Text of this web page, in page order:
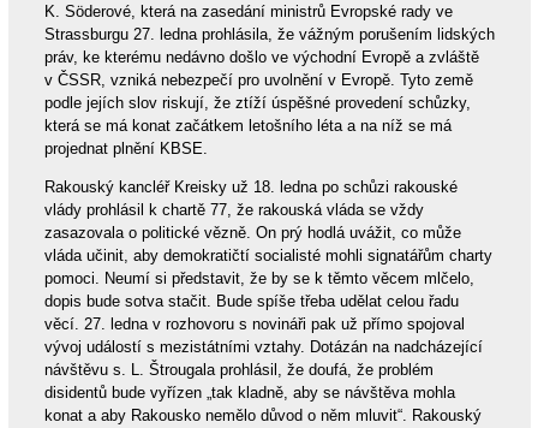
K. Söderové, která na zasedání ministrů Evropské rady ve
Strassburgu 27. ledna prohlásila, že vážným porušením lidských
práv, ke kterému nedávno došlo ve východní Evropě a zvláště
v ČSSR, vzniká nebezpečí pro uvolnění v Evropě. Tyto země
podle jejích slov riskují, že ztíží úspěšné provedení schůzky,
která se má konat začátkem letošního léta a na níž se má
projednat plnění KBSE.
Rakouský kancléř Kreisky už 18. ledna po schůzi rakouské
vlády prohlásil k chartě 77, že rakouská vláda se vždy
zasazovala o politické vězně. On prý hodlá uvážit, co může
vláda učinit, aby demokratičtí socialisté mohli signatářům charty
pomoci. Neumí si představit, že by se k těmto věcem mlčelo,
dopis bude sotva stačit. Bude spíše třeba udělat celou řadu
věcí. 27. ledna v rozhovoru s novináři pak už přímo spojoval
vývoj událostí s mezistátními vztahy. Dotázán na nadcházející
návštěvu s. L. Štrougala prohlásil, že doufá, že problém
disidentů bude vyřízen „tak kladně, aby se návštěva mohla
konat a aby Rakousko nemělo důvod o něm mluvit“. Rakouský